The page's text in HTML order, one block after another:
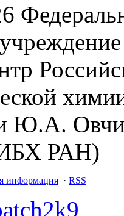
Ю.А.
РАН)
информация · RSS